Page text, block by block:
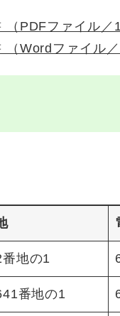
PDFファイル／
Wordファイル／
地の1
番地の1